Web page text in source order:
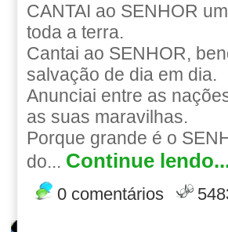
CANTAI ao SENHOR
toda a terra.
Cantai ao SENHOR,
salvação de dia em dia.
Anunciai entre as
as suas maravilhas.
Porque grande é o
do... Continue
0 comentários